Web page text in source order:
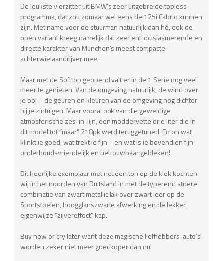
De leukste vierzitter uit BMW’s zeer uitgebreide topless-
programma, dat zou zomaar wel eens de 125i Cabrio kunnen
zijn. Met name voor de stuurman natuurlijk dan hé, ook de
open variant kreeg namelijk dat zeer enthousiasmerende en
directe karakter van München’s meest compacte
achterwielaandrijver mee.
Maar met de Softtop geopend valt er in de 1 Serie nog veel
meer te genieten. Van de omgeving natuurlijk, de wind over
je bol – de geuren en kleuren van de omgeving nog dichter
bij je zintuigen. Maar vooral ook van die geweldige
atmosferische zes-in-lijn, een moddervette drie liter die in
dit model tot “maar” 218pk werd teruggetuned. En oh wat
klinkt ie goed, wat trekt ie fijn – en wat is ie bovendien fijn
onderhoudsvriendelijk en betrouwbaar gebleken!
Dit heerlijke exemplaar met net een ton op de klok kochten
wij in het noorden van Duitsland in met de typerend stoere
combinatie van zwart metallic lak over zwart leer op de
Sportstoelen, hoogglanszwarte afwerking en de lekker
eigenwijze “zilvereffect” kap.
Buy now or cry later want deze magische liefhebbers-auto’s
worden zeker niet meer goedkoper dan nu!